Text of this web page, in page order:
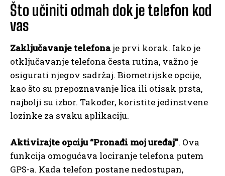
Što učiniti odmah dok je telefon kod
vas
Zaključavanje telefonaje prvi korak. Iako je
otključavanje telefona česta rutina, važno je
osigurati njegov sadržaj. Biometrijske opcije,
kao što su prepoznavanje lica ili otisak prsta,
najbolji su izbor. Također, koristite jedinstvene
lozinke za svaku aplikaciju.
Aktivirajte opciju “Pronađi moj uređaj”. Ova
funkcija omogućava lociranje telefona putem
GPS-a. Kada telefon postane nedostupan,